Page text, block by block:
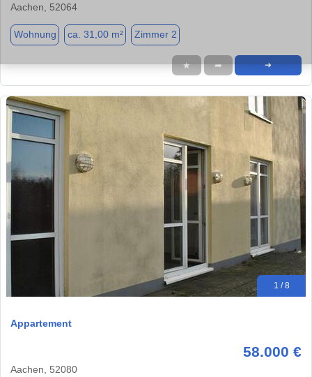
Aachen, 52064
Wohnung ca. 31,00 m² Zimmer 2
★ ➦ ➜
1 / 8
Appartement
58.000 €
Aachen, 52080